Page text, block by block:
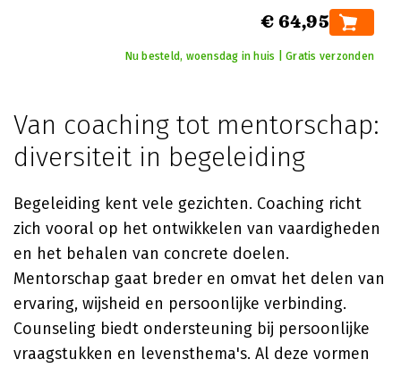
€ 64,95
Nu besteld, woensdag in huis | Gratis verzonden
Van coaching tot mentorschap:
diversiteit in begeleiding
Begeleiding kent vele gezichten. Coaching richt
zich vooral op het ontwikkelen van vaardigheden
en het behalen van concrete doelen.
Mentorschap gaat breder en omvat het delen van
ervaring, wijsheid en persoonlijke verbinding.
Counseling biedt ondersteuning bij persoonlijke
vraagstukken en levensthema's. Al deze vormen